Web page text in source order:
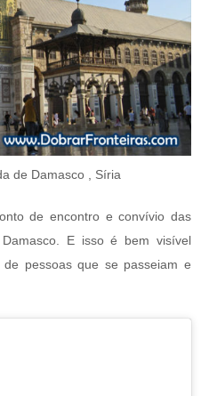
de Damasco , Síria
de encontro e convívio das
E isso é bem visível
pessoas que se passeiam e